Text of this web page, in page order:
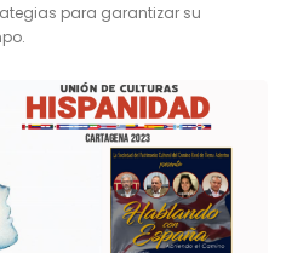
para garantizar su